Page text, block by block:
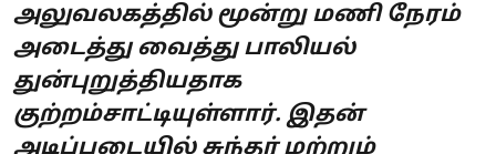
அலுவலகத்தில் மூன்று மணி நேரம்
அடைத்து வைத்து பாலியல்
துன்புறுத்தியதாக
குற்றம்சாட்டியுள்ளார். இதன்
அடிப்படையில் சுந்தர் மற்றும்